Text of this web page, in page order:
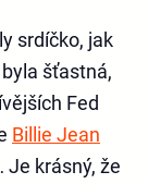
srdíčko, jak
šťastná,
Fed
Billie Jean
Je krásný, že